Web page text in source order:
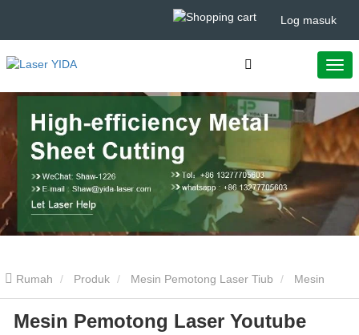
Log masuk
Rumah Produk Mesin Pemotong Laser Tiub
Pemotong Laser Youtube CNC Untuk Paip
Mesin Pemotong Laser Youtube